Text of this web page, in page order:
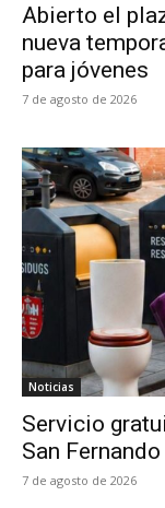
Abierto el
nueva
para jóvenes
7 de agosto de 2026
Noticias
Servicio
San
7 de agosto de 2026